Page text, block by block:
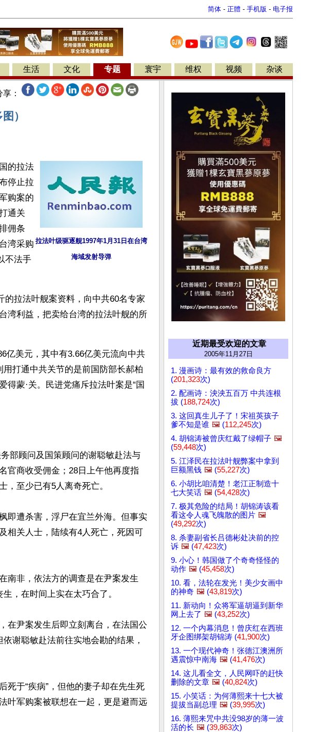
简体 - 正體 - 手机版 - 电子报
生活 文化 专题 寰宇 维权 视频 杂谈
：
）
拉法叶级驱逐舰1997年1月31日在台湾
海域发射导弹
的拉法
停止拉
购案的
通关
佣条
湾采购
不法手
的拉法叶舰案资料，向中共60名专家
湾利益，把卖给台湾的拉法叶舰的所
亿美元，其中有3.66亿美元流向中共
打通中共关节的是前国防部长郝柏
蒙·关。民进党痛斥拉法叶案是“国
部顾问及国策顾问的谢聪敏赴法与
官商收受佣金；28日上午他再度指
，至少已有5人离奇死亡。
即遭杀害，浮尸在宜兰外海。但事实
相关人士，陆续有4人死亡，死因可
南非，依法方的调查是在尹案发生
，在时间上实在太巧合了。
在尹案发生后即立刻离台，在法国公
谢聪敏赴法前往实地会勘的结果，
死于“疾病”，但他的妻子却在先生死
叶军购案被联想在一起，更是避而远
近期最受欢迎的文章
2005年11月27日
1. 漫画诗：最有效的救命良方
(201,323次)
2. 配画诗：泱泱五百万 中共连根
拔 (188,724次)
3. 这回真生儿子了！宋祖英孩子
爹不知是谁 🖼️ (112,245次)
4. 胡锦涛被曾庆红戴了绿帽子 🖼️
(59,448次)
5. 江泽民在拉法叶舰弊案中拿到
巨额黑钱 🖼️ (55,227次)
6. 小胡比咱清楚！老江正制造十
七大笑话 🖼️ (54,428次)
7. 极其危险的结局！胡锦涛该看
看这令人魂飞魄散的图片 🖼️
(49,292次)
8. 杀妻副省长吕德彬处决前的控
诉 🖼️ (47,423次)
9. 小心！韩国做了个奇奇怪怪的
动作 🖼️ (45,458次)
10. 看，法轮在发光！美少女画中
的神奇 🖼️ (43,819次)
11. 新动向！众将军逼胡逼到新华
网上去了 🖼️ (43,252次)
12. 一个内幕消息！曾庆红在西班
牙企图绑架胡锦涛 (41,900次)
13. 一个现代神奇！张德江澳洲所
遇震惊中南海 🖼️ (41,476次)
14. 这儿看全文，人民网吓的赶快
删除的文章 🖼️ (40,824次)
15. 小笑话：为何薄熙来十七大被
提拔当副总理 🖼️ (39,995次)
16. 薄熙来咒中共没98岁的薄一波
活的长 🖼️ (39,863次)